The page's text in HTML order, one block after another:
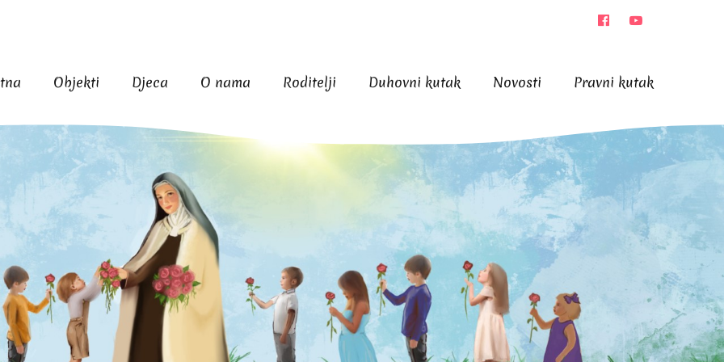
Objekti Djeca O nama Roditelji Duhovni kutak Novosti Pravni kutak